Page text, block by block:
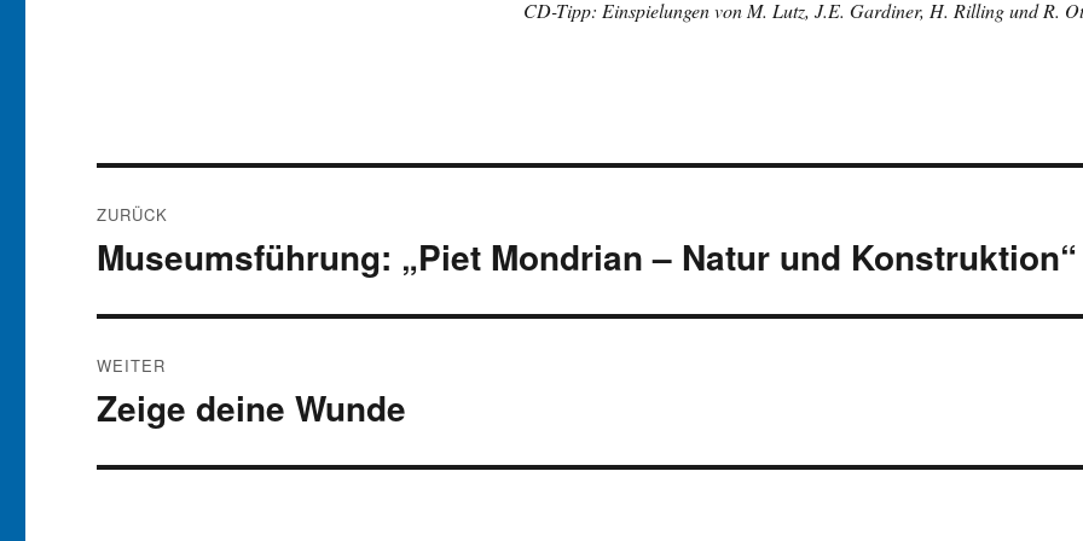
CD-Tipp: Einspielungen von M. Lutz, J.E. Gardiner, H. Rilling und R.
ZURÜCK
Vorheriger
Museumsführung: „Piet Mondrian – Natur und Konstruktion“
WEITER
Nächster
Beitrag:
Zeige deine Wunde